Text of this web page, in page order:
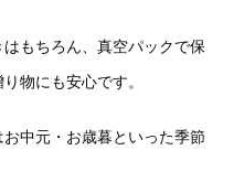
もちろん、真空パックで保
物にも安心です。
中元・お歳暮といった季節